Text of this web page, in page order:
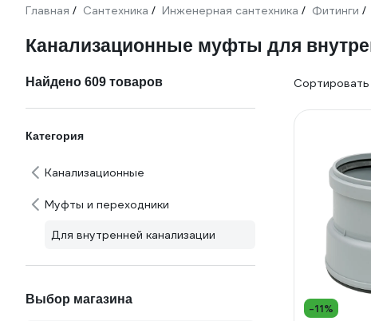
Главная / Сантехника / Инженерная сантехника / Фитинги /
Канализационные муфты для
Найдено 609 товаров
Категория
Канализационные
Муфты и переходники
Для внутренней канализации
Выбор магазина
Сортировать
-11%